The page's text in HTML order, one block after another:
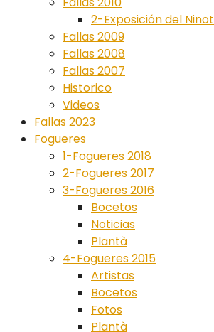
2-Exposición del Ninot
Fallas 2009
Fallas 2008
Fallas 2007
Historico
Videos
Fallas 2023
Fogueres
1-Fogueres 2018
2-Fogueres 2017
3-Fogueres 2016
Bocetos
Noticias
Plantà
4-Fogueres 2015
Artistas
Bocetos
Fotos
Plantà